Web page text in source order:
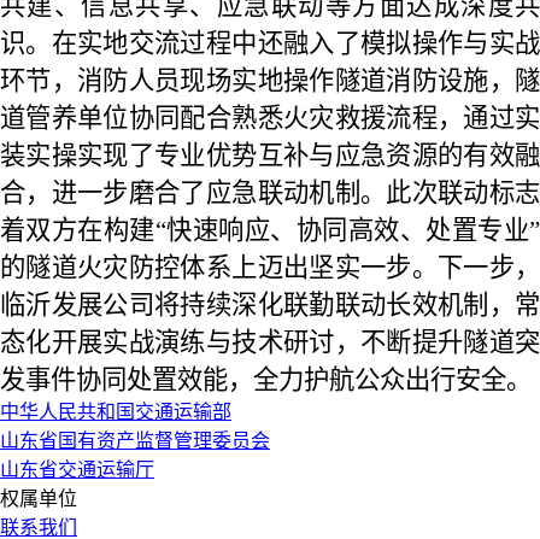
共建、信息共享、应急联动等方面达成深度共
识。在实地交流过程中还融入了模拟操作与实战
环节，消防人员现场实地操作隧道消防设施，隧
道管养单位协同配合熟悉火灾救援流程，通过实
装实操实现了专业优势互补与应急资源的有效融
合，进一步磨合了应急联动机制。此次联动标志
着双方在构建“快速响应、协同高效、处置专业”
的隧道火灾防控体系上迈出坚实一步。下一步，
临沂发展公司将持续深化联勤联动长效机制，常
态化开展实战演练与技术研讨，不断提升隧道突
发事件协同处置效能，全力护航公众出行安全。
中华人民共和国交通运输部
山东省国有资产监督管理委员会
山东省交通运输厅
权属单位
联系我们